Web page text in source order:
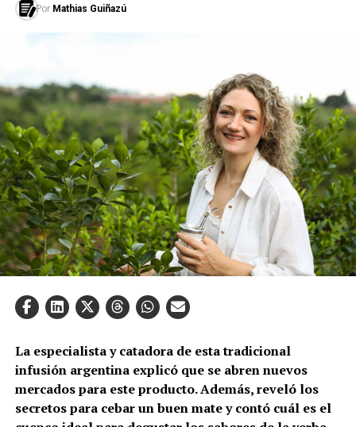
Por Mathias Guiñazú
La especialista y catadora de esta tradicional
infusión argentina explicó que se abren nuevos
mercados para este producto. Además, reveló los
secretos para cebar un buen mate y contó cuál es el